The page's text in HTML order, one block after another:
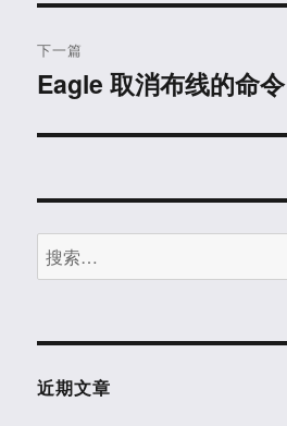
航
文
章：
下一篇
下
文
Eagle 取消布线的命令
搜
索：
近期文章